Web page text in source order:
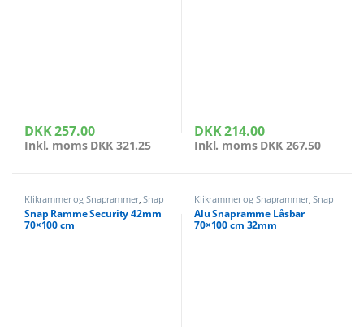
DKK257.00
Inkl. moms DKK 321.25
DKK214.00
Inkl. moms DKK 267.50
Klikrammer og Snaprammer,Snap
rammer sikkerhed
Snap Ramme Security 42mm
70×100 cm
Klikrammer og Snaprammer,Snap
rammer sikkerhed
Alu Snapramme Låsbar
70×100 cm 32mm